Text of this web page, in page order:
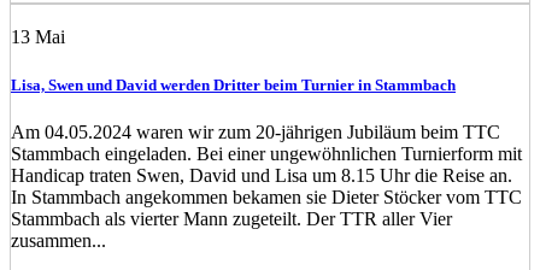
13 Mai
Lisa, Swen und David werden Dritter beim Turnier in Stammbach
Am 04.05.2024 waren wir zum 20-jährigen Jubiläum beim TTC
Stammbach eingeladen. Bei einer ungewöhnlichen Turnierform mit
Handicap traten Swen, David und Lisa um 8.15 Uhr die Reise an.
In Stammbach angekommen bekamen sie Dieter Stöcker vom TTC
Stammbach als vierter Mann zugeteilt. Der TTR aller Vier
zusammen...